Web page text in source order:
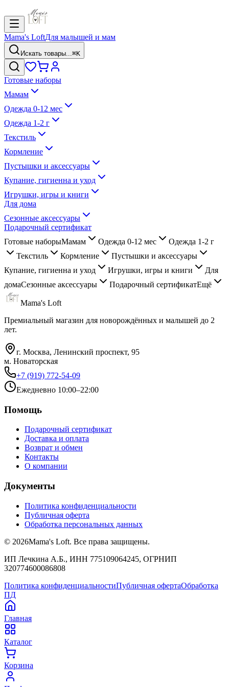
Mama's LoftДля малышей и мам
Искать товары...⌘K
Готовые наборы
Мамам
Одежда 0-12 мес
Одежда 1-2 г
Текстиль
Кормление
Пустышки и аксессуары
Купание, гигиенна и уход
Игрушки, игры и книги
Для дома
Сезонные аксессуары
Подарочный сертификат
Готовые наборыМамам Одежда 0-12 мес
Одежда 1-2 г
Текстиль
Кормление
Пустышки и аксессуары
Купание, гигиенна и уход
Игрушки, игры и книги
Для
домаСезонные аксессуары Подарочный сертификатЕщё
Mama's Loft
Премиальный магазин для новорождённых и малышей до 2
лет.
г. Москва, Ленинский проспект, 95
м. Новаторская
+7 (919) 772-54-09
Ежедневно 10:00–22:00
Помощь
Подарочный сертификат
Доставка и оплата
Возврат и обмен
Контакты
О компании
Документы
Политика конфиденциальности
Публичная оферта
Обработка персональных данных
© 2026Mama's Loft. Все права защищены.
ИП Лечкина А.Б., ИНН 775109064245, ОГРНИП
320774600086808
Политика конфиденциальностиПубличная офертаОбработка
ПД
Главная
Каталог
Корзина